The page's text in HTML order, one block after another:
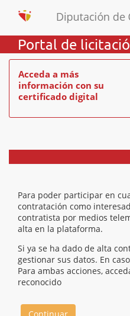
Portal de
Acceda a más
información con su
certificado digital
Para poder participar en
contratación como
contratista por medios
alta en la plataforma.
Si ya se ha dado de alta
gestionar sus datos. En
Para ambas acciones,
reconocido